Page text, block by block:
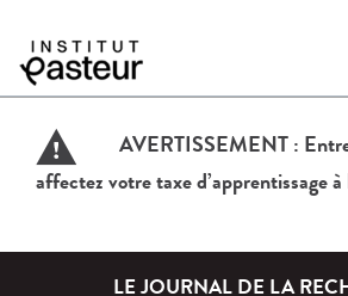
AVERTISSEMENT :
affectez votre taxe d’apprentissage
LE JOURNAL DE LA